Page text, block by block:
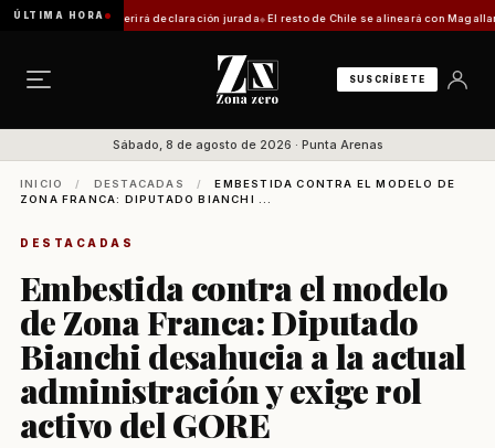
ÚLTIMA HORA
trámite requerirá declaración jurada El resto de Chile se alineará con Magallanes:
SUSCRÍBETE
Sábado, 8 de agosto de 2026 · Punta Arenas
INICIO / DESTACADAS /
EMBESTIDA CONTRA EL MODELO DE
ZONA FRANCA: DIPUTADO BIANCHI ...
DESTACADAS
Embestida contra el modelo
de Zona Franca: Diputado
Bianchi desahucia a la actual
administración y exige rol
activo del GORE